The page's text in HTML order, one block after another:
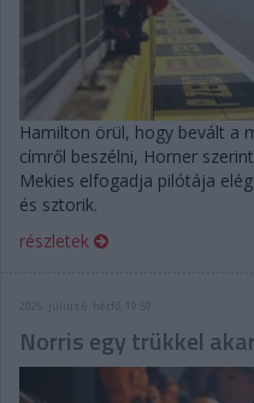
Hamilton örül, hogy bevált a
címről beszélni, Horner
Mekies elfogadja pilótája
és sztorik.
részletek
2026. július 6. hétfő, 19:59
Norris egy trükkel